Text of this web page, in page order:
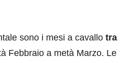
sono i mesi a cavallo tra
Febbraio a metà Marzo. Le